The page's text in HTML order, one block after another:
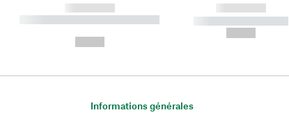
------------
----------- ----------- ----------
------------
----------- -----------
Informations générales